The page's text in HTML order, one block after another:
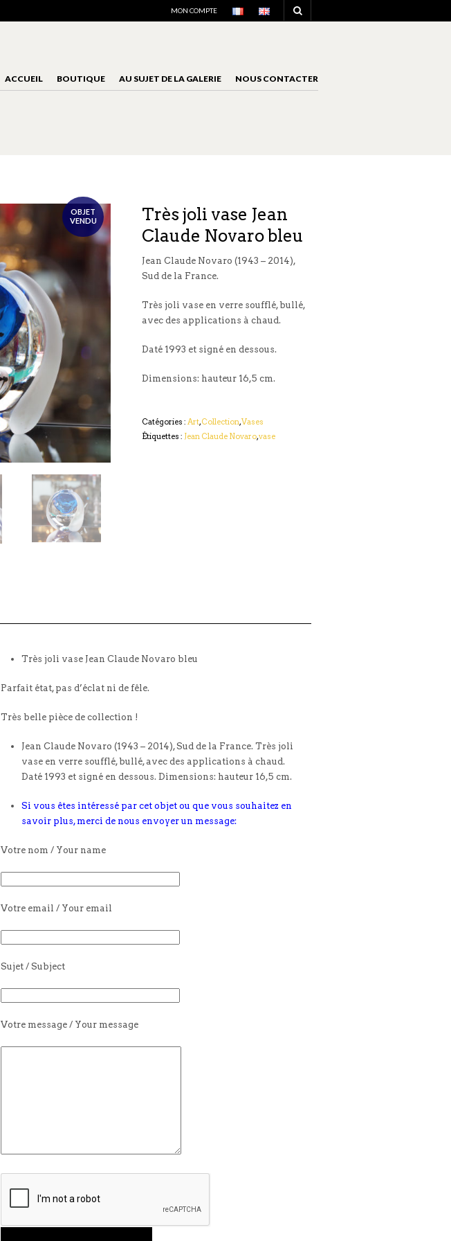
MON COMPTE
ACCUEIL BOUTIQUE AU SUJET DE LA GALERIE NOUS CONTACTER
OBJET
VENDU
Très joli vase Jean
Claude Novaro bleu
Jean Claude Novaro (1943 – 2014),
Sud de la France.
Très joli vase en verre soufflé, bullé,
avec des applications à chaud.
Daté 1993 et signé en dessous.
Dimensions: hauteur 16,5 cm.
Catégories : Art,Collection,Vases
Étiquettes : Jean Claude Novaro,vase
Très joli vase Jean Claude Novaro bleu
Parfait état, pas d’éclat ni de fêle.
Très belle pièce de collection !
Jean Claude Novaro (1943 – 2014), Sud de la France. Très joli
vase en verre soufflé, bullé, avec des applications à chaud.
Daté 1993 et signé en dessous. Dimensions: hauteur 16,5 cm.
Si vous êtes intéressé par cet objet ou que vous souhaitez en
savoir plus, merci de nous envoyer un message:
Votre nom / Your name
Votre email / Your email
Sujet / Subject
Votre message / Your message